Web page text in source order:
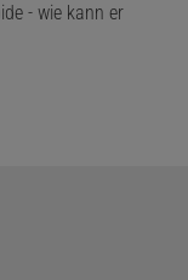
- wie kann er